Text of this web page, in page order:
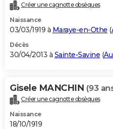
Créer une cagnotte obsèques
Naissance
03/03/1919 à Maraye-en-Othe (
Décès
30/04/2013 à Sainte-Savine (
Gisele MANCHIN (93
Créer une cagnotte obsèques
Naissance
18/10/1919